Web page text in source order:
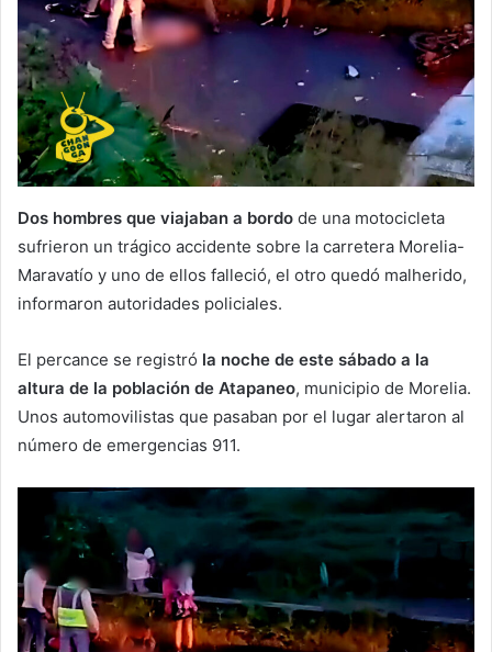
Dos hombres que viajaban a bordo de una motocicleta
sufrieron un trágico accidente sobre la carretera Morelia-
Maravatío y uno de ellos falleció, el otro quedó malherido,
informaron autoridades policiales.
El percance se registró la noche de este sábado a la
altura de la población de Atapaneo, municipio de Morelia.
Unos automovilistas que pasaban por el lugar alertaron al
número de emergencias 911.